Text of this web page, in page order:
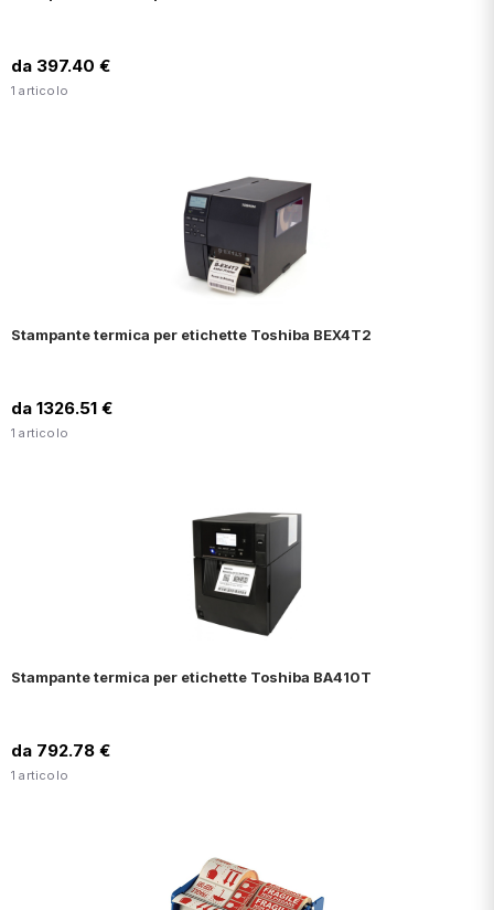
da 397.40 €
1 articolo
Stampante termica per etichette Toshiba BEX4T2
da 1326.51 €
1 articolo
Stampante termica per etichette Toshiba BA410T
da 792.78 €
1 articolo